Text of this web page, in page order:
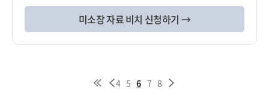
미소장 자료 비치 신청하기 →
4 5 6 7 8